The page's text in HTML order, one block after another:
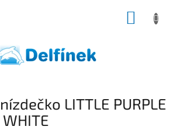
LITTLE PURPLE